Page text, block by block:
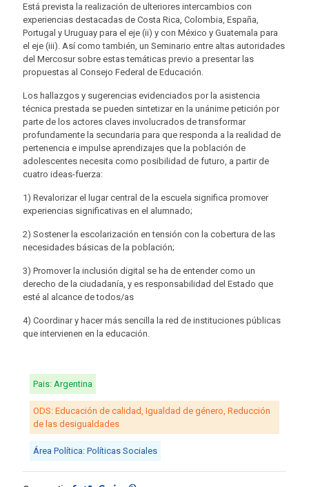
Está prevista la realización de ulteriores intercambios con
experiencias destacadas de Costa Rica, Colombia, España,
Portugal y Uruguay para el eje (ii) y con México y Guatemala para
el eje (iii). Así como también, un Seminario entre altas autoridades
del Mercosur sobre estas temáticas previo a presentar las
propuestas al Consejo Federal de Educación.
Los hallazgos y sugerencias evidenciados por la asistencia
técnica prestada se pueden sintetizar en la unánime petición por
parte de los actores claves involucrados de transformar
profundamente la secundaria para que responda a la realidad de
pertenencia e impulse aprendizajes que la población de
adolescentes necesita como posibilidad de futuro, a partir de
cuatro ideas-fuerza:
1) Revalorizar el lugar central de la escuela significa promover
experiencias significativas en el alumnado;
2) Sostener la escolarización en tensión con la cobertura de las
necesidades básicas de la población;
3) Promover la inclusión digital se ha de entender como un
derecho de la ciudadanía, y es responsabilidad del Estado que
esté al alcance de todos/as
4) Coordinar y hacer más sencilla la red de instituciones públicas
que intervienen en la educación.
Pais: Argentina
ODS: Educación de calidad, Igualdad de género, Reducción
de las desigualdades
Área Política: Políticas Sociales